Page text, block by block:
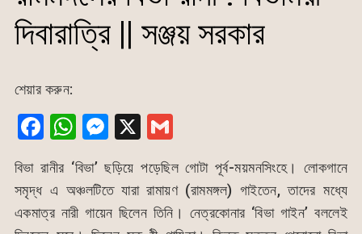
দিবারাত্রি || সঞ্জয় সরকার
শেয়ার করুন:
F
a
c
e
W
h
at
s
M
e
s
s
X G
ai
l
বিভা রানীর ‘বিভা’ ছড়িয়ে পড়েছিল গোটা পূর্ব-ময়মনসিংহে। লোকগানে
সমৃদ্ধ এ অঞ্চলটিতে যারা রামায়ণ (রামমঙ্গল) গাইতেন, তাদের মধ্যে
একমাত্র নারী গায়েন ছিলেন তিনি। নেত্রকোনার ‘বিভা গাইন’ বললেই